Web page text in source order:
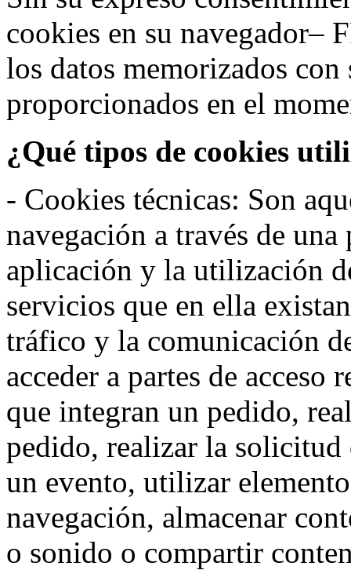
cookies en su navegador–
los datos memorizados con
proporcionados en el
¿Qué tipos de cookies
- Cookies técnicas: Son
navegación a través de
aplicación y la utilización
servicios que en ella
tráfico y la comunicación
acceder a partes de
que integran un pedido,
pedido, realizar la
un evento, utilizar
navegación, almacenar
o sonido o compartir